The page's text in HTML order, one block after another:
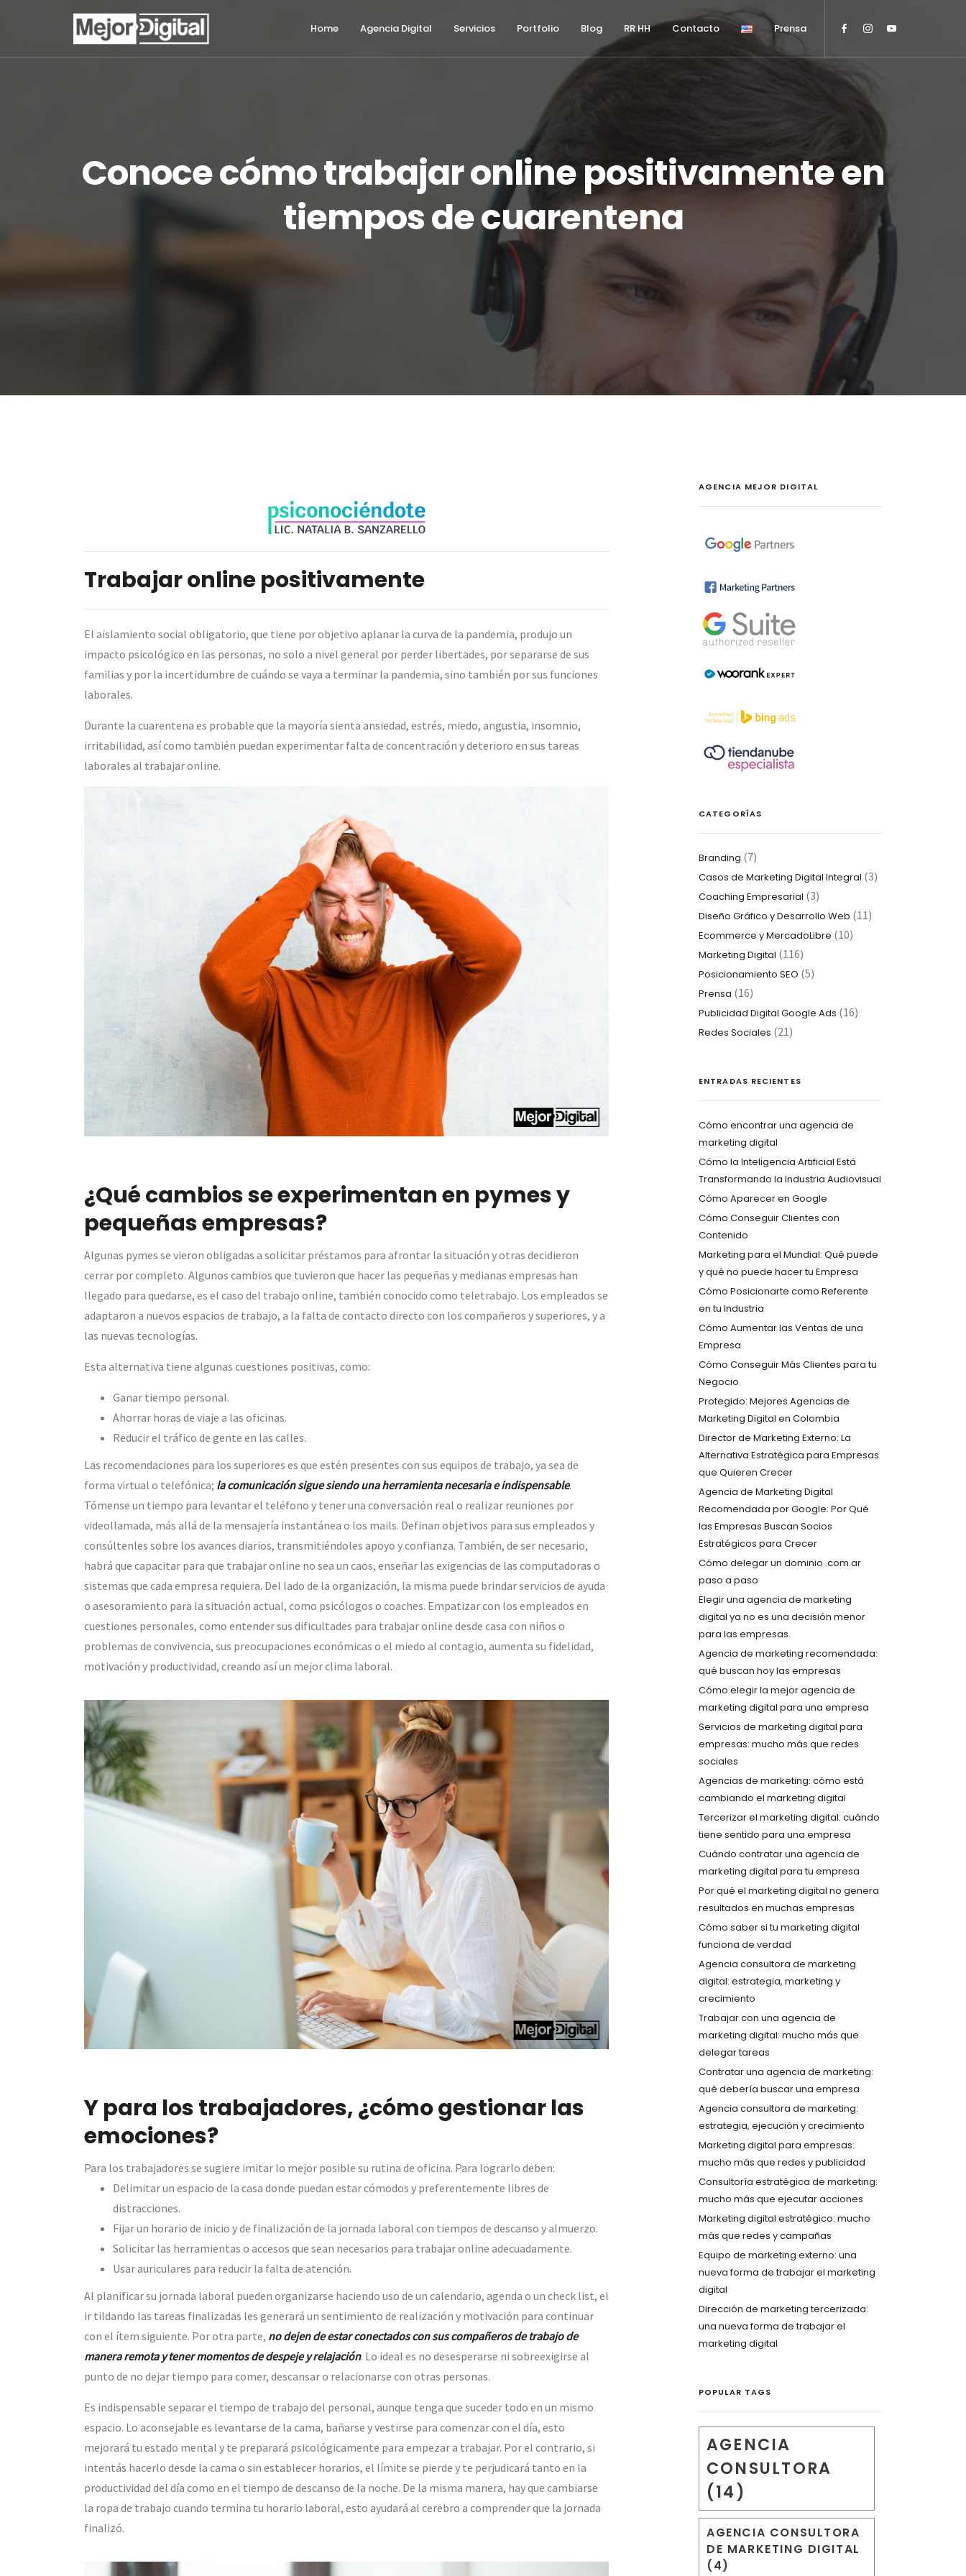
Home Agencia Digital Servicios Portfolio Blog RR HH Contacto Prensa
Conoce cómo trabajar online positivamente en
tiempos de cuarentena
Trabajar online positivamente
El aislamiento social obligatorio, que tiene por objetivo aplanar la curva de la pandemia, produjo un
impacto psicológico en las personas, no solo a nivel general por perder libertades, por separarse de sus
familias y por la incertidumbre de cuándo se vaya a terminar la pandemia, sino también por sus funciones
laborales.
Durante la cuarentena es probable que la mayoría sienta ansiedad, estrés, miedo, angustia, insomnio,
irritabilidad, así como también puedan experimentar falta de concentración y deterioro en sus tareas
laborales al trabajar online.
¿Qué cambios se experimentan en pymes y
pequeñas empresas?
Algunas pymes se vieron obligadas a solicitar préstamos para afrontar la situación y otras decidieron
cerrar por completo. Algunos cambios que tuvieron que hacer las pequeñas y medianas empresas han
llegado para quedarse, es el caso del trabajo online, también conocido como teletrabajo. Los empleados se
adaptaron a nuevos espacios de trabajo, a la falta de contacto directo con los compañeros y superiores, y a
las nuevas tecnologías.
Esta alternativa tiene algunas cuestiones positivas, como:
Ganar tiempo personal.
Ahorrar horas de viaje a las oficinas.
Reducir el tráfico de gente en las calles.
Las recomendaciones para los superiores es que estén presentes con sus equipos de trabajo, ya sea de
forma virtual o telefónica; la comunicación sigue siendo una herramienta necesaria e indispensable.
Tómense un tiempo para levantar el teléfono y tener una conversación real o realizar reuniones por
videollamada, más allá de la mensajería instantánea o los mails. Definan objetivos para sus empleados y
consúltenles sobre los avances diarios, transmitiéndoles apoyo y confianza. También, de ser necesario,
habrá que capacitar para que trabajar online no sea un caos, enseñar las exigencias de las computadoras o
sistemas que cada empresa requiera. Del lado de la organización, la misma puede brindar servicios de ayuda
o asesoramiento para la situación actual, como psicólogos o coaches. Empatizar con los empleados en
cuestiones personales, como entender sus dificultades para trabajar online desde casa con niños o
problemas de convivencia, sus preocupaciones económicas o el miedo al contagio, aumenta su fidelidad,
motivación y productividad, creando así un mejor clima laboral.
Y para los trabajadores, ¿cómo gestionar las
emociones?
Para los trabajadores se sugiere imitar lo mejor posible su rutina de oficina. Para lograrlo deben:
Delimitar un espacio de la casa donde puedan estar cómodos y preferentemente libres de
distracciones.
Fijar un horario de inicio y de finalización de la jornada laboral con tiempos de descanso y almuerzo.
Solicitar las herramientas o accesos que sean necesarios para trabajar online adecuadamente.
Usar auriculares para reducir la falta de atención.
Al planificar su jornada laboral pueden organizarse haciendo uso de un calendario, agenda o un check list, el
ir tildando las tareas finalizadas les generará un sentimiento de realización y motivación para continuar
con el ítem siguiente. Por otra parte, no dejen de estar conectados con sus compañeros de trabajo de
manera remota y tener momentos de despeje y relajación. Lo ideal es no desesperarse ni sobreexigirse al
punto de no dejar tiempo para comer, descansar o relacionarse con otras personas.
Es indispensable separar el tiempo de trabajo del personal, aunque tenga que suceder todo en un mismo
espacio. Lo aconsejable es levantarse de la cama, bañarse y vestirse para comenzar con el día, esto
mejorará tu estado mental y te preparará psicológicamente para empezar a trabajar. Por el contrario, si
intentás hacerlo desde la cama o sin establecer horarios, el límite se pierde y te perjudicará tanto en la
productividad del día como en el tiempo de descanso de la noche. De la misma manera, hay que cambiarse
la ropa de trabajo cuando termina tu horario laboral, esto ayudará al cerebro a comprender que la jornada
finalizó.
AGENCIA MEJOR DIGITAL
CATEGORÍAS
Branding (7)
Casos de Marketing Digital Integral (3)
Coaching Empresarial (3)
Diseño Gráfico y Desarrollo Web (11)
Ecommerce y MercadoLibre (10)
Marketing Digital (116)
Posicionamiento SEO (5)
Prensa (16)
Publicidad Digital Google Ads (16)
Redes Sociales (21)
ENTRADAS RECIENTES
Cómo encontrar una agencia de
marketing digital
Cómo la Inteligencia Artificial Está
Transformando la Industria Audiovisual
Cómo Aparecer en Google
Cómo Conseguir Clientes con
Contenido
Marketing para el Mundial: Qué puede
y qué no puede hacer tu Empresa
Cómo Posicionarte como Referente
en tu Industria
Cómo Aumentar las Ventas de una
Empresa
Cómo Conseguir Más Clientes para tu
Negocio
Protegido: Mejores Agencias de
Marketing Digital en Colombia
Director de Marketing Externo: La
Alternativa Estratégica para Empresas
que Quieren Crecer
Agencia de Marketing Digital
Recomendada por Google: Por Qué
las Empresas Buscan Socios
Estratégicos para Crecer
Cómo delegar un dominio .com.ar
paso a paso
Elegir una agencia de marketing
digital ya no es una decisión menor
para las empresas.
Agencia de marketing recomendada:
qué buscan hoy las empresas
Cómo elegir la mejor agencia de
marketing digital para una empresa
Servicios de marketing digital para
empresas: mucho más que redes
sociales
Agencias de marketing: cómo está
cambiando el marketing digital
Tercerizar el marketing digital: cuándo
tiene sentido para una empresa
Cuándo contratar una agencia de
marketing digital para tu empresa
Por qué el marketing digital no genera
resultados en muchas empresas
Cómo saber si tu marketing digital
funciona de verdad
Agencia consultora de marketing
digital: estrategia, marketing y
crecimiento
Trabajar con una agencia de
marketing digital: mucho más que
delegar tareas
Contratar una agencia de marketing:
qué debería buscar una empresa
Agencia consultora de marketing:
estrategia, ejecución y crecimiento
Marketing digital para empresas:
mucho más que redes y publicidad
Consultoría estratégica de marketing:
mucho más que ejecutar acciones
Marketing digital estratégico: mucho
más que redes y campañas
Equipo de marketing externo: una
nueva forma de trabajar el marketing
digital
Dirección de marketing tercerizada:
una nueva forma de trabajar el
marketing digital
POPULAR TAGS
AGENCIA
CONSULTORA
(14)
AGENCIA CONSULTORA
DE MARKETING DIGITAL
(4)